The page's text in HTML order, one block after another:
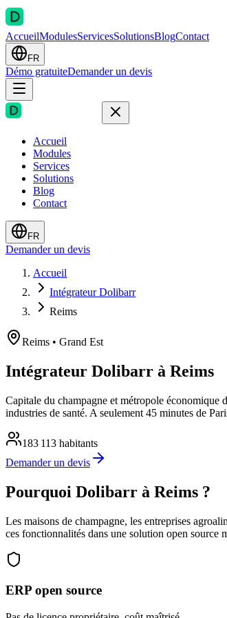
AccueilModulesServicesSolutionsBlogContact
FR
Démo gratuiteDemander un devis
Accueil
Modules
Services
Solutions
Blog
Contact
FR
Demander un devis
Accueil
Intégrateur Dolibarr
Reims
Reims • Grand Est
Intégrateur Dolibarr à Reims
Capitale du champagne et métropole
industries de santé. A seulement 45 minutes de
183 113 habitants
Demander un devis
Pourquoi Dolibarr à Reims ?
Les maisons de champagne, les entreprises
ces fonctionnalités dans une solution open source
ERP open source